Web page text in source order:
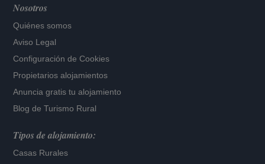
Nosotros
Quiénes somos
Aviso Legal
Configuración de Cookies
Propietarios alojamientos
Anuncia gratis tu alojamiento
Blog de Turismo Rural
Tipos de alojamiento:
Casas Rurales